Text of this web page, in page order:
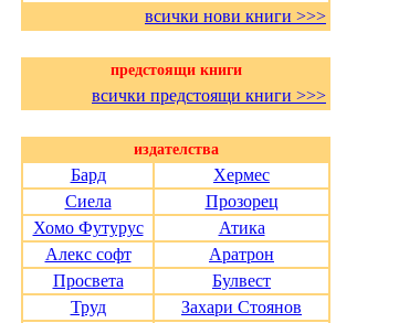
всички нови книги >>>
предстоящи книги
всички предстоящи книги >>>
издателства
Бард
Хермес
Сиела
Прозорец
Хомо Футурус
Атика
Алекс софт
Аратрон
Просвета
Булвест
Труд
Захари Стоянов